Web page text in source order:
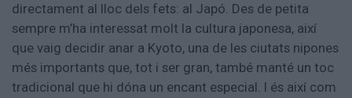
directament al lloc dels fets: al Japó. Des de petita
sempre m’ha interessat molt la cultura japonesa, així
que vaig decidir anar a Kyoto, una de les ciutats nipones
més importants que, tot i ser gran, també manté un toc
tradicional que hi dóna un encant especial. I és així com